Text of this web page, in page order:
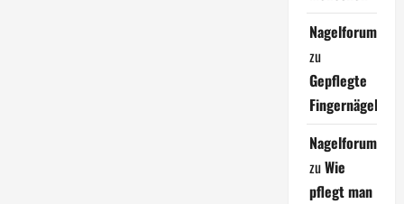
Nagelforum
zu
Gepflegte
Fingernägel
Nagelforum
zuWie
pflegt man